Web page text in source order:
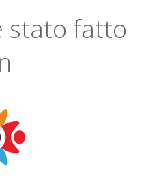
stato fatto